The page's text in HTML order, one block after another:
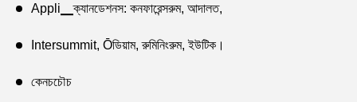
Appli▁ক্যানডেশনস: কনফারেন্সরুম, আদালত,
Intersummit, Ōডিয়াম, রুমিনিংরুম, ইউটিক।
কেনচচৌচ